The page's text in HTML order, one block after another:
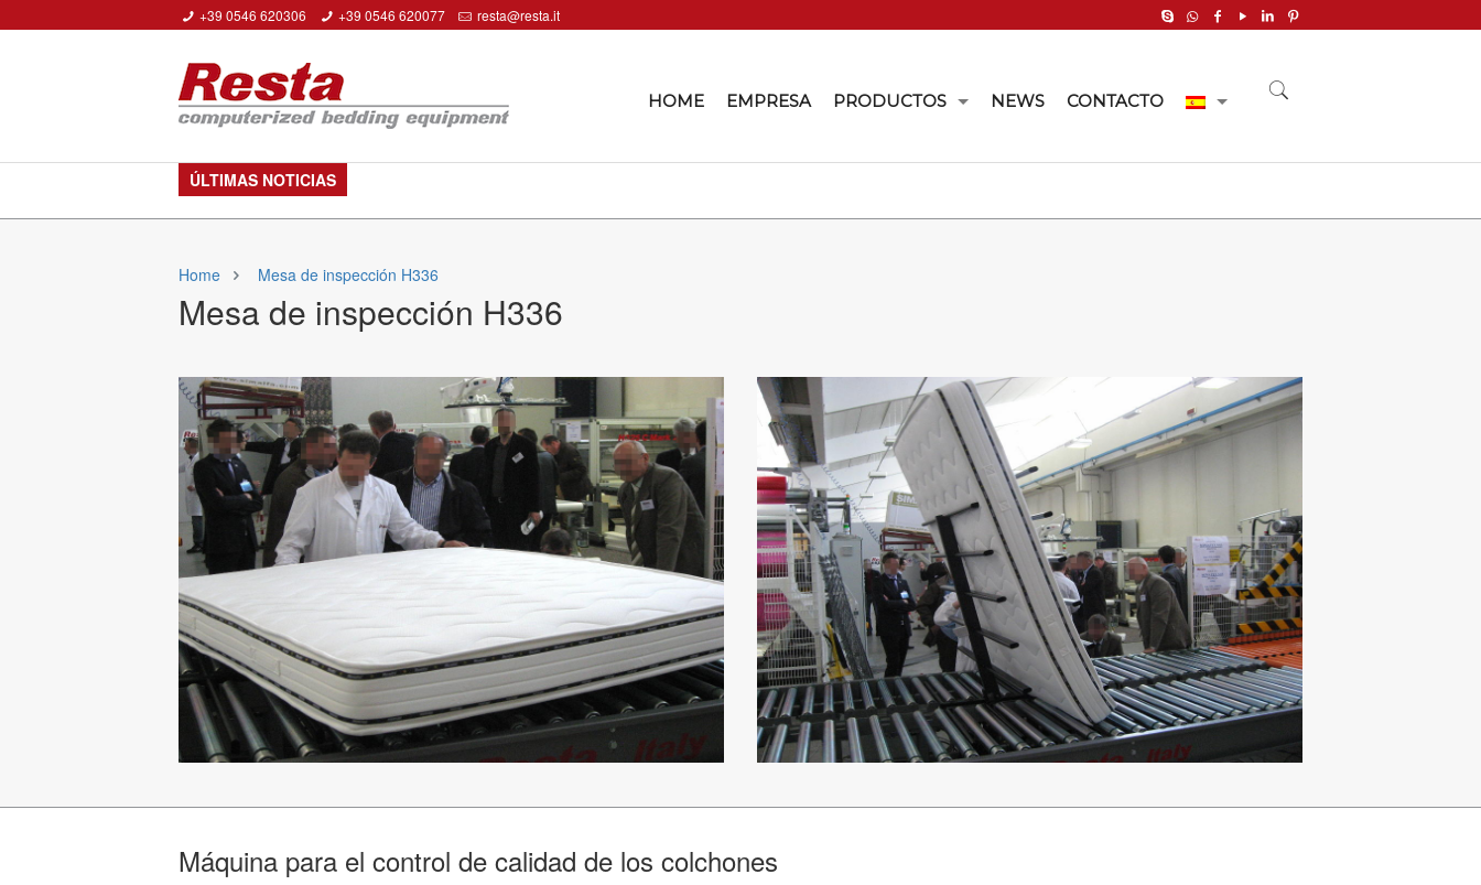
+39 0546 620306 +39 0546 620077 resta@resta.it
HOME EMPRESA PRODUCTOS NEWS CONTACTO
ÚLTIMAS NOTICIAS
Home Mesa de inspección H336
Mesa de inspección H336
Máquina para el control de calidad de los colchones